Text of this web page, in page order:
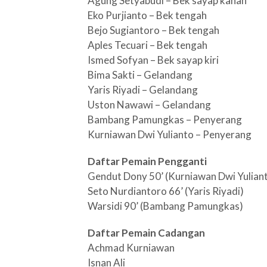
Eko Purjianto – Bek tengah
Bejo Sugiantoro – Bek tengah
Aples Tecuari – Bek tengah
Ismed Sofyan – Bek sayap kiri
Bima Sakti – Gelandang
Yaris Riyadi – Gelandang
Uston Nawawi – Gelandang
Bambang Pamungkas – Penyerang
Kurniawan Dwi Yulianto – Penyerang
Daftar Pemain Pengganti
Gendut Dony 50’ (Kurniawan Dwi
Seto Nurdiantoro 66’ (Yaris Riyadi)
Warsidi 90’ (Bambang Pamungkas)
Daftar Pemain Cadangan
Achmad Kurniawan
Isnan Ali